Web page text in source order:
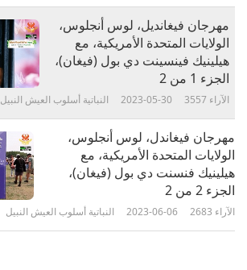
مهرجان فيغانديل، لوس أنجلوس،
الولايات المتحدة الأمريكية، مع
هيلينيك فينسينت دي بول (فيغان)،
الجزء 1 من 2
النباتية أسلوب العيش النبيل 2023-05-30 3557 الآراء
مهرجان فيغاندل، لوس أنجلوس،
الولايات المتحدة الأمريكية، مع
هيلينيك فنسنت دي بول (فيغان)،
الجزء 2 من 2
النباتية أسلوب العيش النبيل 2023-06-06 2683 الآراء